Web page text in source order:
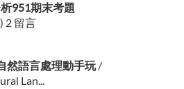
951期末考題
2 留言
然語言處理動手玩/
Lan...